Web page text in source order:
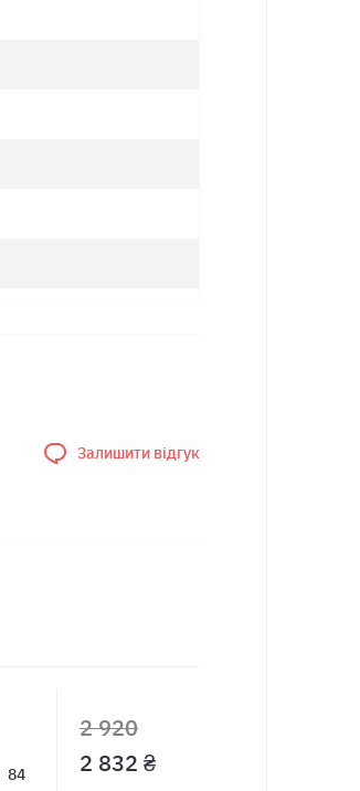
Залишити відгук
84
2 920
2 832 ₴